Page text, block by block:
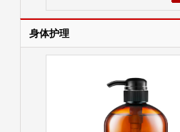
身体护理